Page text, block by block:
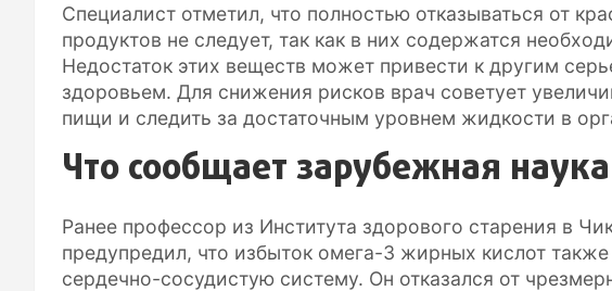
Специалист отметил, что полностью отказываться от
продуктов не следует, так как в них содержатся
Недостаток этих веществ может привести к другим
здоровьем. Для снижения рисков врач советует
пищи и следить за достаточным уровнем жидкости в
Что сообщает зарубежная наука
Ранее профессор из Института здорового старения в
предупредил, что избыток омега-3 жирных кислот
сердечно-сосудистую систему. Он отказался от